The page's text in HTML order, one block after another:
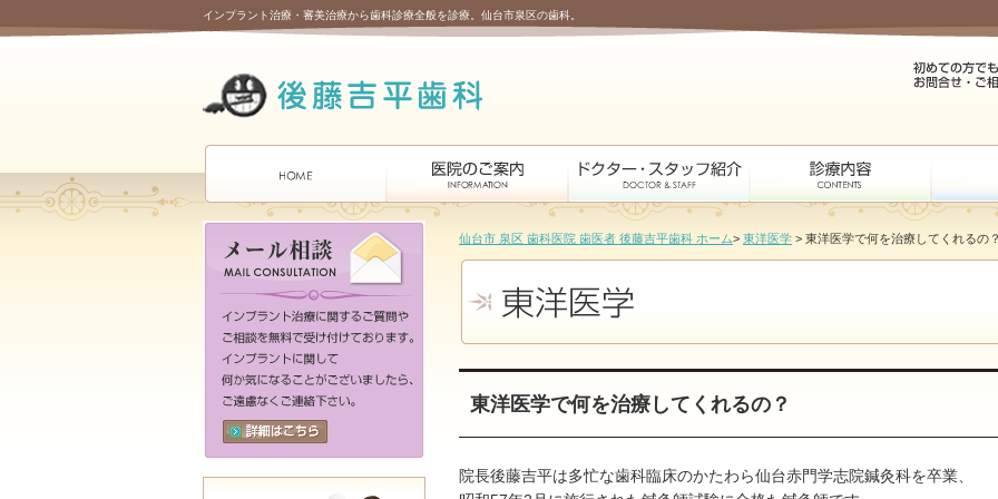
インプラント治療・審美治療から歯科診療全般を診療。仙台市泉区の歯科。
仙台市 泉区 歯科医院 歯医者 後藤吉平歯科 ホーム> 東洋医学 > 東洋医学で何を治療してくれるの
東洋医学で何を治療してくれるの？
院長後藤吉平は多忙な歯科臨床のかたわら仙台赤門学志院鍼灸科を卒業、